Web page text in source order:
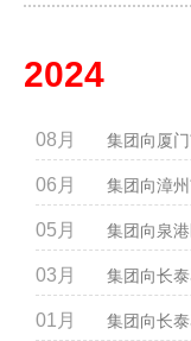
2024
08月 集团向厦
06月 集团向漳
05月 集团向泉
03月 集团向长
01月 集团向长